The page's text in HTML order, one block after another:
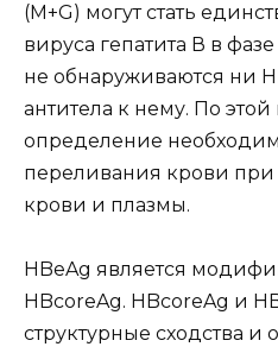
(М+G) могут стать
вируса гепатита В в
не обнаруживаются ни
антитела к нему. По
определение
переливания крови
крови и плазмы.
HBeAg является
HBcoreAg. HBcoreAg и
структурные сходства и